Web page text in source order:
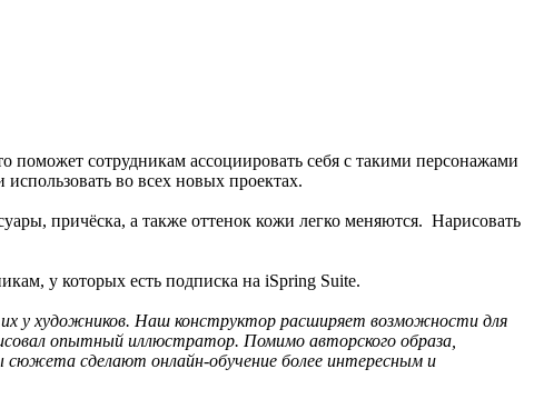
поможет сотрудникам ассоциировать себя с такими персонажами
во всех новых проектах.
причёска, а также оттенок кожи легко меняются. Нарисовать
у которых есть подписка на iSpring Suite.
их у художников. Наш конструктор расширяет возможности для
опытный иллюстратор. Помимо авторского образа,
сделают онлайн-обучение более интересным и